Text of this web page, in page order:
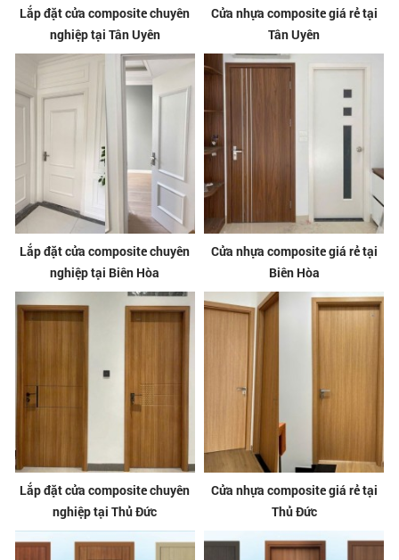
Lắp đặt cửa composite chuyên
nghiệp tại Tân Uyên
Cửa nhựa composite giá rẻ tại
Tân Uyên
Lắp đặt cửa composite chuyên
nghiệp tại Biên Hòa
Cửa nhựa composite giá rẻ tại
Biên Hòa
Lắp đặt cửa composite chuyên
nghiệp tại Thủ Đức
Cửa nhựa composite giá rẻ tại
Thủ Đức